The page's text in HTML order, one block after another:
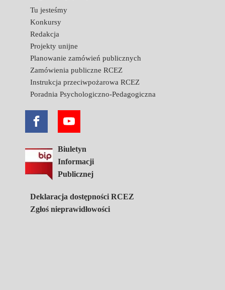
Tu jesteśmy
Konkursy
Redakcja
Projekty unijne
Planowanie zamówień publicznych
Zamówienia publiczne RCEZ
Instrukcja przeciwpożarowa RCEZ
Poradnia Psychologiczno-Pedagogiczna
Biuletyn
Informacji
Publicznej
Deklaracja dostępności RCEZ
Zgłoś nieprawidłowości